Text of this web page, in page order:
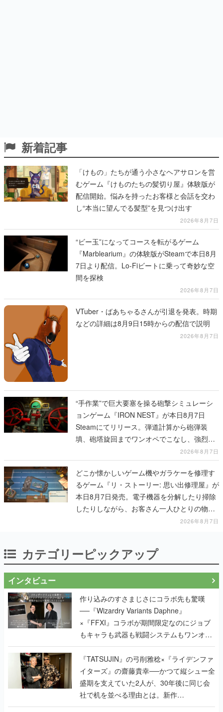
新着記事
「けもの」たちが通う小さなヘアサロンを営
むゲーム『けものたちの髪切り屋』体験版が
配信開始。悩みを持ったお客様と会話を交わ
し“本当に望んでる髪型”を見つけ出す
2026年8月7日
“ビー玉”になってコースを転がるゲーム
『Marblearium』の体験版がSteamで本日8月
7日より配信。Lo-Fiビートに乗って奇妙な空
間を探検
2026年8月7日
VTuber・ばあちゃるさんが引退を発表。時期
などの詳細は8月9日15時からの配信で説明
2026年8月7日
“手作業”で巨大要塞を操る砲撃シミュレーシ
ョンゲーム『IRON NEST』が本日8月7日
Steamにてリリース。弾道計算から砲弾装
填、砲塔旋回までワンオペでこなし、強烈な
一撃をブチかませるロマンある作品2026年8月7日
どこか懐かしいゲーム機やガラケーを修理す
るゲーム『リ・ストーリー: 思い出修理屋』が
本日8月7日発売。電子機器を分解したり掃除
したりしながら、お客さん一人ひとりの物語
2026年8月7日
カテゴリーピックアップ
インタビュー
作り込みのすさまじさにコラボ先も驚嘆
──『Wizardry Variants Daphne』
×『FFXI』コラボが期間限定なのにジョブ
もキャラも武器も戦闘システムもワンオフ
で作り込まれた理由を両ディレクターに聞
く
『TATSUJIN』の弓削雅稔×『ライデンファ
イターズ』の齋藤貴幸──かつて縦シュー全
盛期を支えていた2人が、30年後に同じ会
社で机を並べる理由とは。新作
『TATSUJIN EXTREME』で初タッグを組